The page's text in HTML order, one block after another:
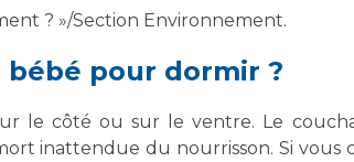
? »/Section Environnement.
pour dormir ?
le côté ou sur le ventre. Le
inattendue du nourrisson. Si vous